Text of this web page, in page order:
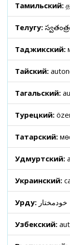
Тамильский:
Телугу:
Таджикский:
Тайский:
Тагальский:
Турецкий:
Татарский:
Удмуртский:
Украинский:
Урду: خودمختار
Узбекский: